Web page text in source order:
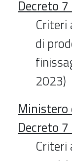
Decreto
Criteri
di
2023)
Ministero
Decreto